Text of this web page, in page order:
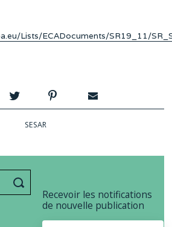
Lists/ECADocuments/SR19_11/
SESAR
Recevoir les notifications
de nouvelle publication